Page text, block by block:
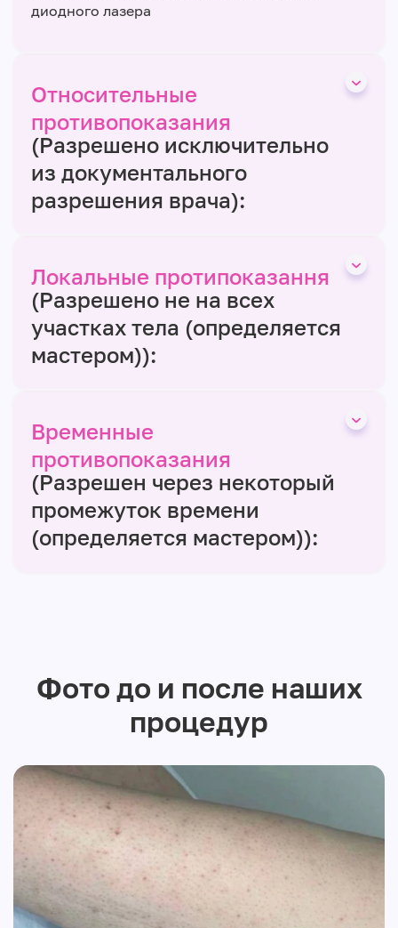
диодного лазера
Относительные
противопоказания
(Разрешено исключительно
из документального
разрешения врача):
Локальные протипоказання
(Разрешено не на всех
участках тела (определяется
мастером)):
Временные
противопоказания
(Разрешен через некоторый
промежуток времени
(определяется мастером)):
Фото до и после наших
процедур